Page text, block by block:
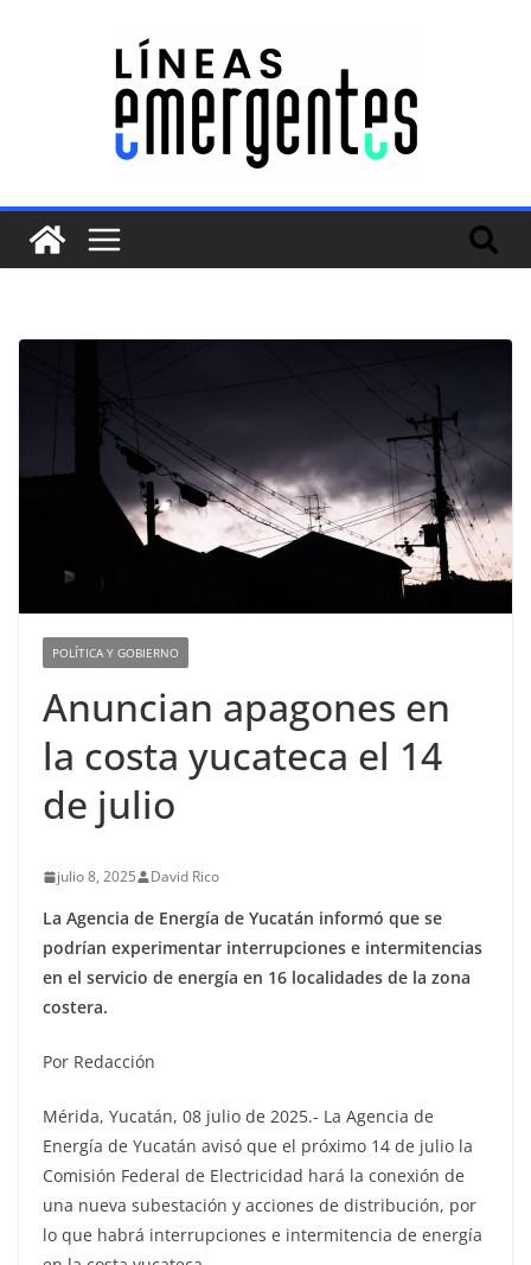
POLÍTICA Y GOBIERNO
Anuncian apagones en
la costa yucateca el 14
de julio
julio 8, 2025 David Rico
La Agencia de Energía de Yucatán informó que se
podrían experimentar interrupciones e intermitencias
en el servicio de energía en 16 localidades de la zona
costera.
Por Redacción
Mérida, Yucatán, 08 julio de 2025.- La Agencia de
Energía de Yucatán avisó que el próximo 14 de julio la
Comisión Federal de Electricidad hará la conexión de
una nueva subestación y acciones de distribución, por
lo que habrá interrupciones e intermitencia de energía